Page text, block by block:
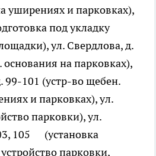
уширениях и парковках),
под укладку
ул. Свердлова, д.
на парковках),
99-101 (устр-во щебен.
и парковках), ул.
парковки), ул.
105 (установка
парковки,